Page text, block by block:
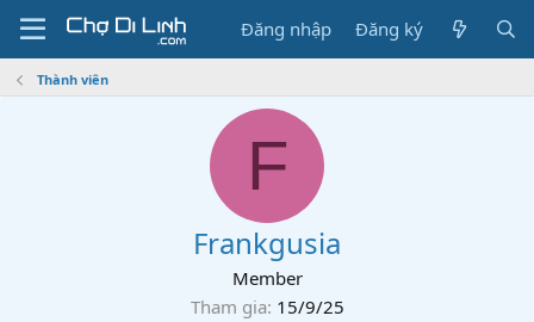
Đăng nhập Đăng ký
Thành viên
F
Frankgusia
Member
Tham gia 15/9/25